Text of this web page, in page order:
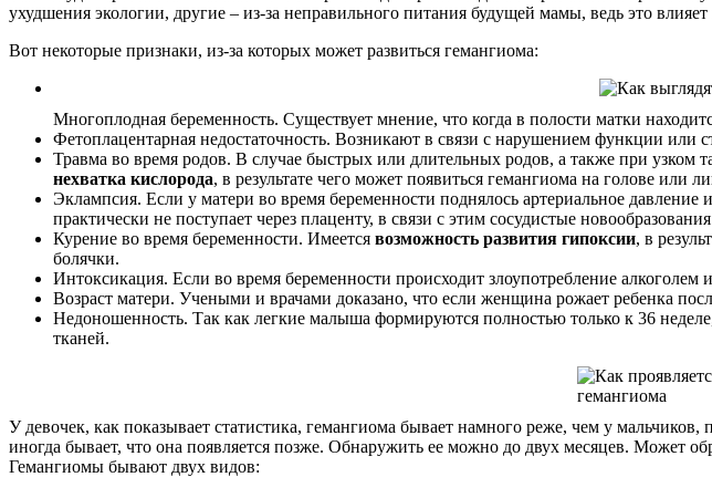
ухудшения экологии, другие – из-за неправильного питания будущей мамы, ведь это
Вот некоторые признаки, из-за которых может развиться гемангиома:
Многоплодная беременность. Существует мнение, что когда в полости матки
Фетоплацентарная недостаточность. Возникают в связи с нарушением функции
Травма во время родов. В случае быстрых или длительных родов, а также при узком
нехватка кислорода, в результате чего может появиться гемангиома на голове или
Эклампсия. Если у матери во время беременности поднялось артериальное
практически не поступает через плаценту, в связи с этим сосудистые
Курение во время беременности. Имеется возможность развития гипоксии, в
болячки.
Интоксикация. Если во время беременности происходит злоупотребление
Возраст матери. Учеными и врачами доказано, что если женщина рожает ребенка
Недоношенность. Так как легкие малыша формируются полностью только к 36
тканей.
У девочек, как показывает статистика, гемангиома бывает намного реже, чем у
иногда бывает, что она появляется позже. Обнаружить ее можно до двух месяцев. Может
Гемангиомы бывают двух видов: